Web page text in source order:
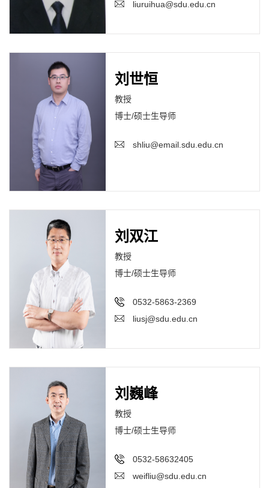
liuruihua@sdu.edu.cn
刘世恒
教授
博士/硕士生导师
shliu@email.sdu.edu.cn
刘双江
教授
博士/硕士生导师
0532-5863-2369
liusj@sdu.edu.cn
刘巍峰
教授
博士/硕士生导师
0532-58632405
weifliu@sdu.edu.cn